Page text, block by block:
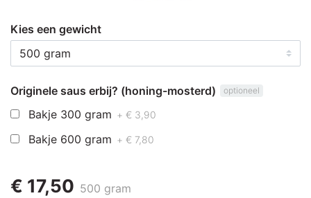
Kies een gewicht
Originele saus erbij? (honing-mosterd) optioneel
Bakje 300 gram + € 3,90
Bakje 600 gram + € 7,80
€ 17,50 500 gram